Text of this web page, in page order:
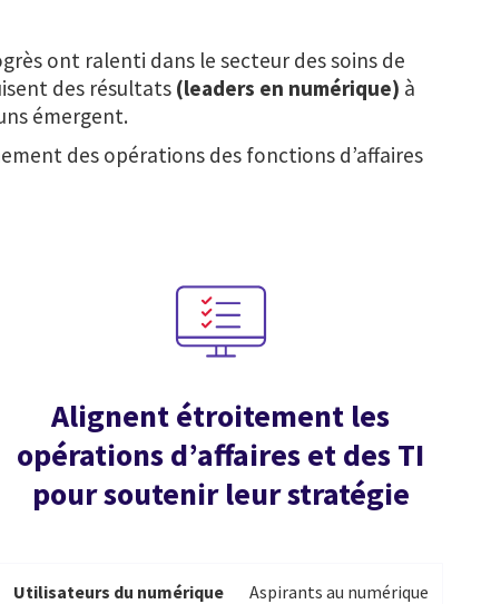
ont ralenti dans le secteur des soins de
des résultats (leaders en numérique) à
émergent.
des opérations des fonctions d’affaires
Alignent étroitement les
opérations d’affaires et des TI
pour soutenir leur stratégie
Utilisateurs du numérique Aspirants au numérique